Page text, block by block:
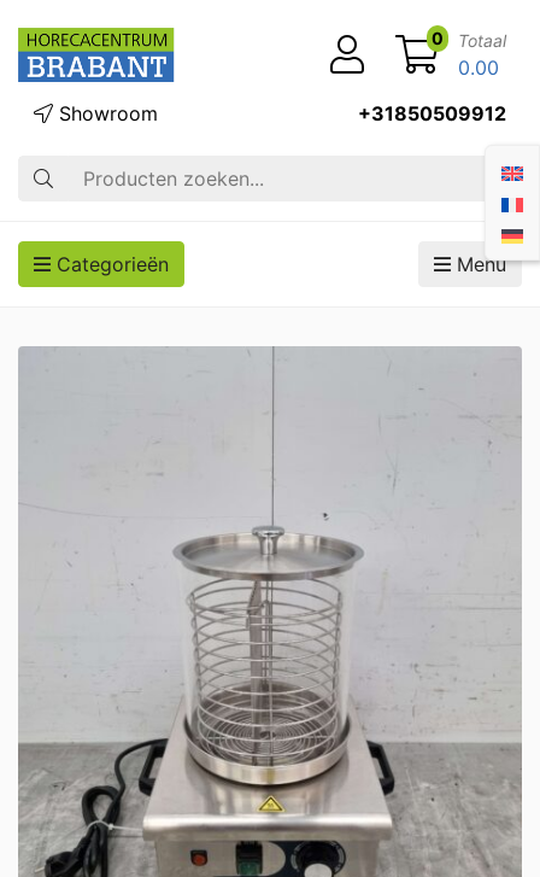
Zoek op
Showroom +31850509912
0 Totaal
0.00
Categorieën Menu